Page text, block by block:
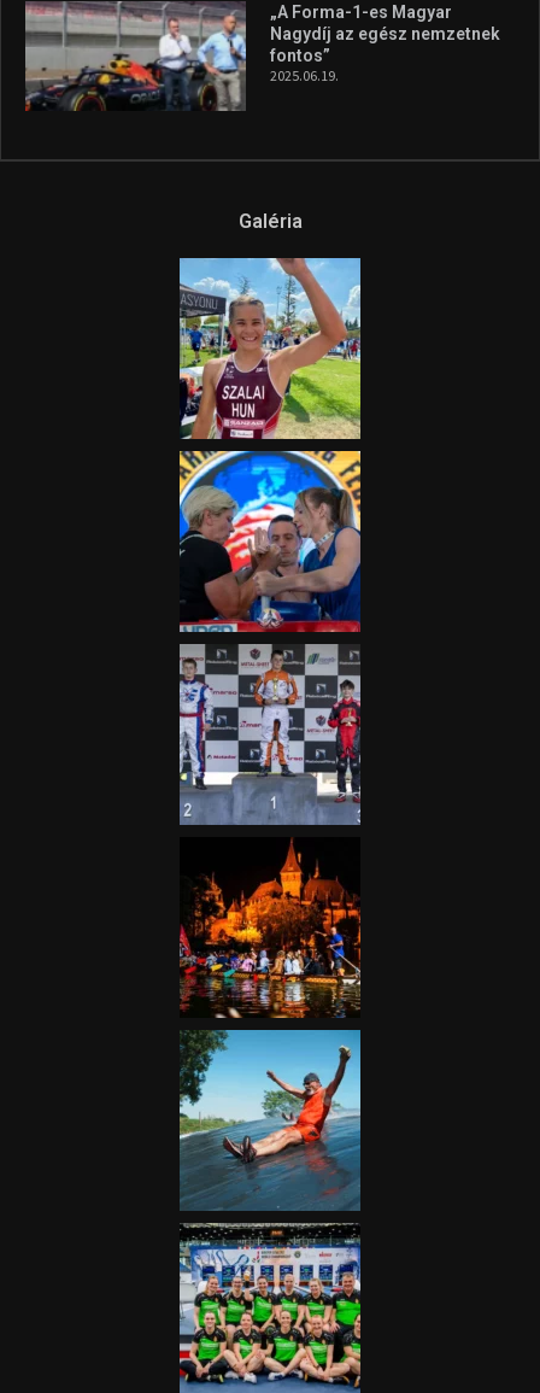
„A Forma-1-es Magyar
Nagydíj az egész nemzetnek
fontos”
2025.06.19.
Galéria